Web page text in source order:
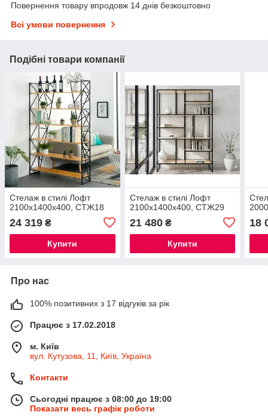
Повернення товару впродовж 14 днів безкоштовно
Всі умови повернення
Подібні товари компанії
Стелаж в стилі Лофт
2100х1400х400, СТЖ18
24 319 ₴
Купити
Стелаж в стилі Лофт
2100х1400х400, СТЖ29
21 480₴
Купити
18
Про нас
100% позитивних з 17 відгуків за рік
Працює з 17.02.2018
м. Київ
вул. Кутузова, 11, Київ, Україна
Контакти
Сьогодні працює з 08:00 до 19:00
Показати весь графік роботи